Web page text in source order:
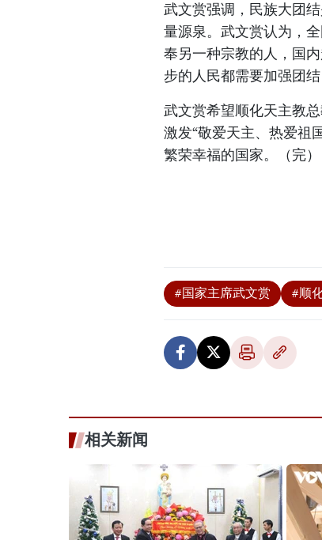
武文赏强调，民族大团
量源泉。武文赏认为，
奉另一种宗教的人，国
步的人民都需要加强团
武文赏希望顺化天主教
激发“敬爱天主、热爱祖
繁荣幸福的国家。（完）
#国家主席武文赏 #顺
相关新闻